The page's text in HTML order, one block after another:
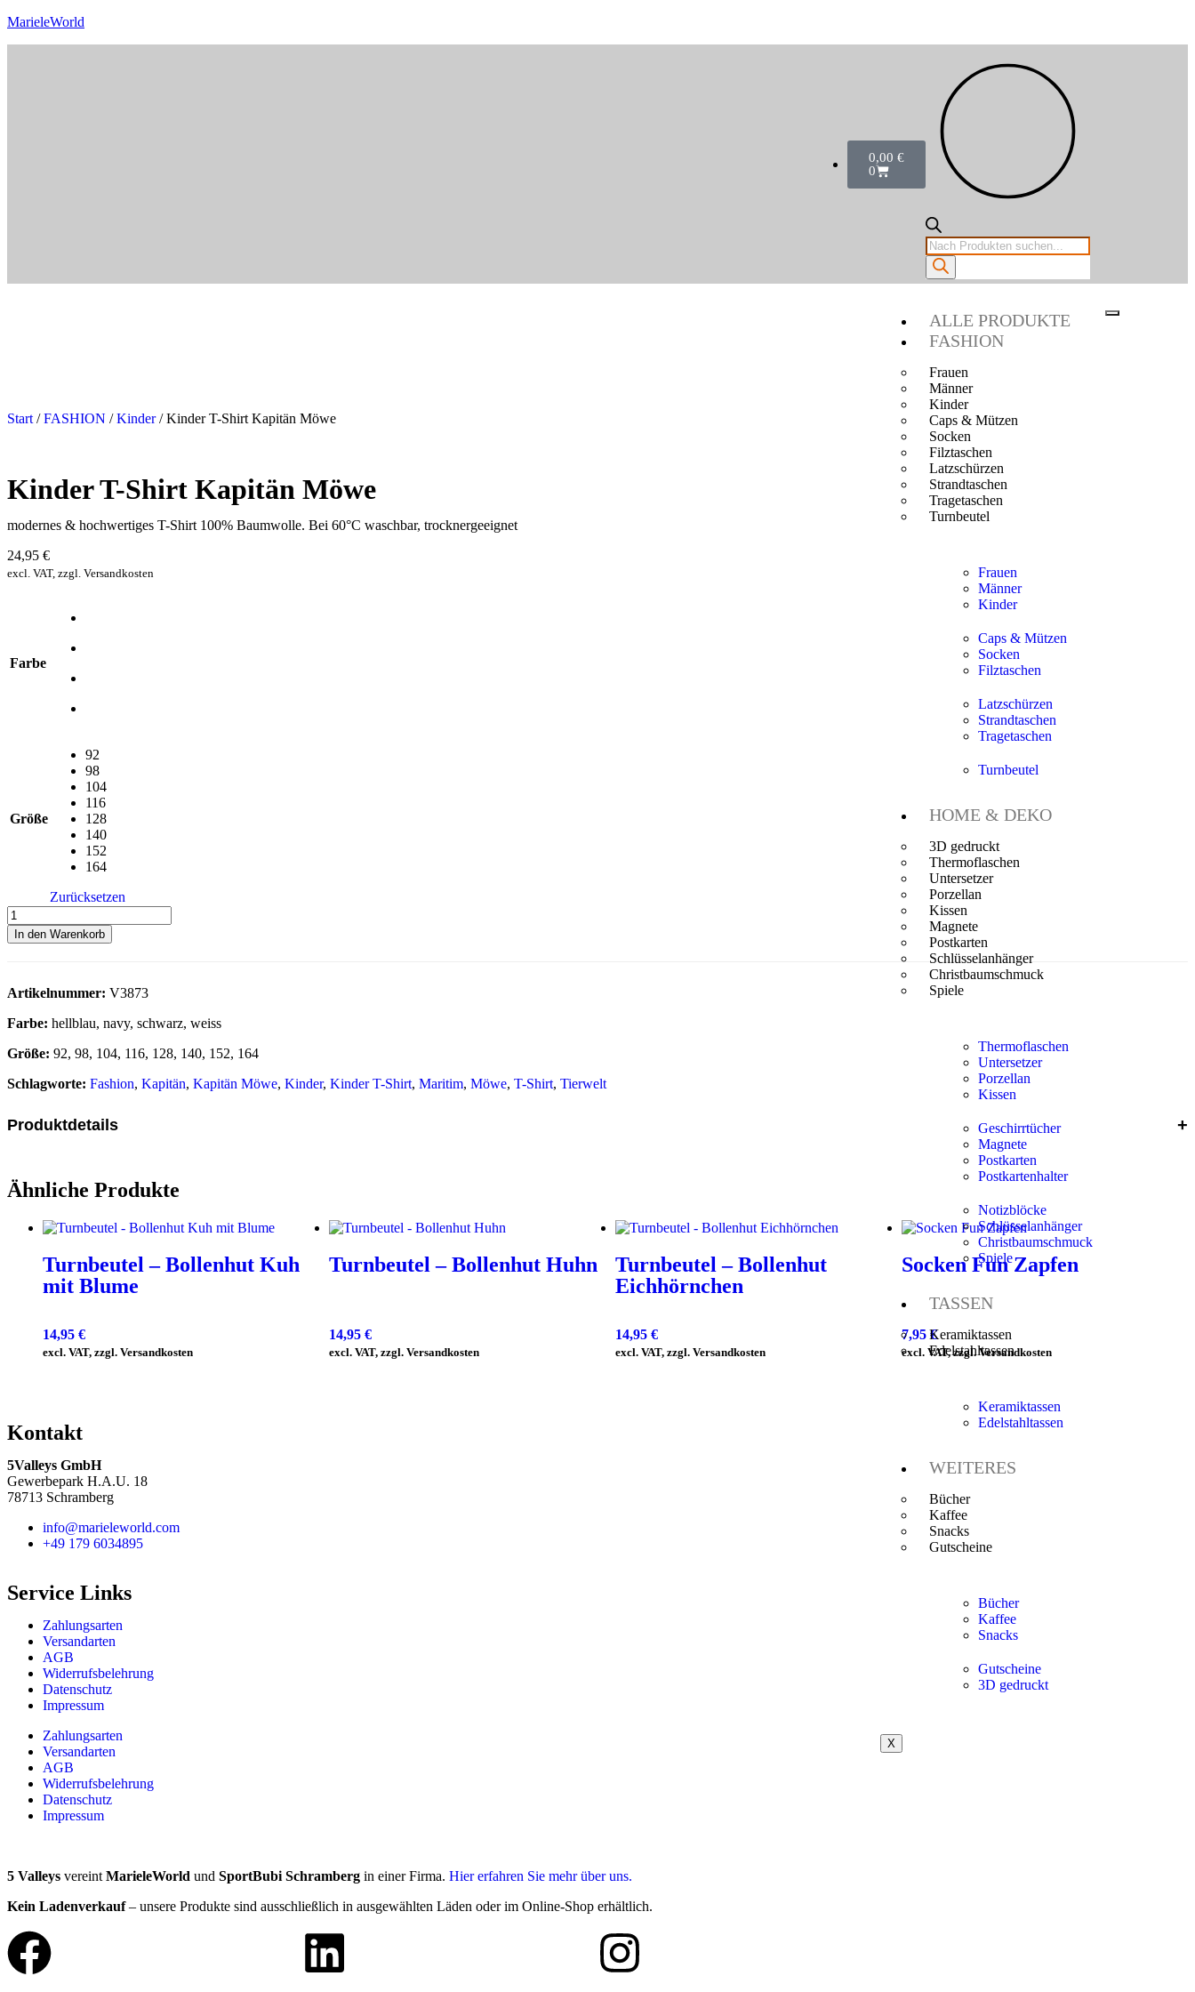
MarieleWorld
0,00€
0
ALLE PRODUKTE
FASHION
Frauen
Männer
Kinder
Caps & Mützen
Socken
Filztaschen
Latzschürzen
Strandtaschen
Tragetaschen
Turnbeutel
Frauen
Männer
Kinder
Caps & Mützen
Socken
Filztaschen
Latzschürzen
Strandtaschen
Tragetaschen
Turnbeutel
HOME & DEKO
3D gedruckt
Thermoflaschen
Untersetzer
Porzellan
Kissen
Magnete
Postkarten
Schlüsselanhänger
Christbaumschmuck
Spiele
Thermoflaschen
Untersetzer
Porzellan
Kissen
Geschirrtücher
Magnete
Postkarten
Postkartenhalter
Notizblöcke
Schlüsselanhänger
Christbaumschmuck
Spiele
TASSEN
Keramiktassen
Edelstahltassen
Keramiktassen
Edelstahltassen
WEITERES
Bücher
Kaffee
Snacks
Gutscheine
Bücher
Kaffee
Snacks
Gutscheine
3D gedruckt
X
Start /FASHION /Kinder/ Kinder T-Shirt Kapitän Möwe
Kinder T-Shirt Kapitän Möwe
modernes & hochwertiges T-Shirt 100% Baumwolle. Bei 60°C waschbar, trocknergeeignet
24,95 €
excl. VAT, zzgl. Versandkosten
Farbe
Größe
92
98
104
116
128
140
152
164
Zurücksetzen
In den Warenkorb
Artikelnummer: V3873
Farbe: hellblau, navy, schwarz, weiss
Größe: 92, 98, 104, 116, 128, 140, 152, 164
Schlagworte: Fashion, Kapitän, Kapitän Möwe, Kinder, Kinder T-Shirt, Maritim, Möwe, T-Shirt, Tierwelt
Produktdetails
Ähnliche Produkte
Turnbeutel – Bollenhut Kuh
mit Blume
14,95 €
excl. VAT, zzgl. Versandkosten
Turnbeutel – Bollenhut Huhn
14,95 €
excl. VAT, zzgl. Versandkosten
Turnbeutel – Bollenhut
Eichhörnchen
14,95 €
excl. VAT, zzgl. Versandkosten
Socken Fun Zapfen
7,95€
excl. VAT, zzgl. Versandkosten
Kontakt
5Valleys GmbH
Gewerbepark H.A.U. 18
78713 Schramberg
info@marieleworld.com
+49 179 6034895
Service Links
Zahlungsarten
Versandarten
AGB
Widerrufsbelehrung
Datenschutz
Impressum
Zahlungsarten
Versandarten
AGB
Widerrufsbelehrung
Datenschutz
Impressum
5 Valleys vereint MarieleWorld und SportBubi Schramberg in einer Firma. Hier erfahren Sie mehr über uns.
Kein Ladenverkauf– unsere Produkte sind ausschließlich in ausgewählten Läden oder im Online-Shop erhältlich.